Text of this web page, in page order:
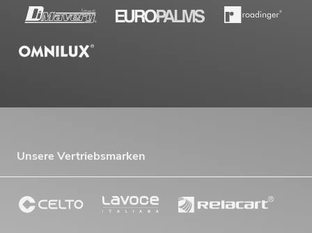
Unsere Vertriebsmarken